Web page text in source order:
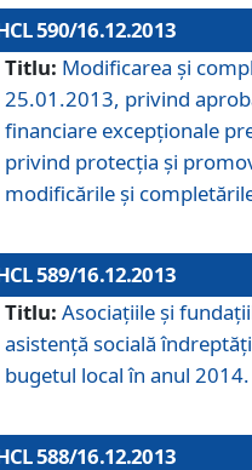
590/16.12.2013
Titlu: Modificarea şi
25.01.2013, privind
financiare excepţionale
privind protecţia şi
modificările şi
589/16.12.2013
Titlu: Asociaţiile şi
asistenţă socială
bugetul local în anul 2014.
588/16.12.2013